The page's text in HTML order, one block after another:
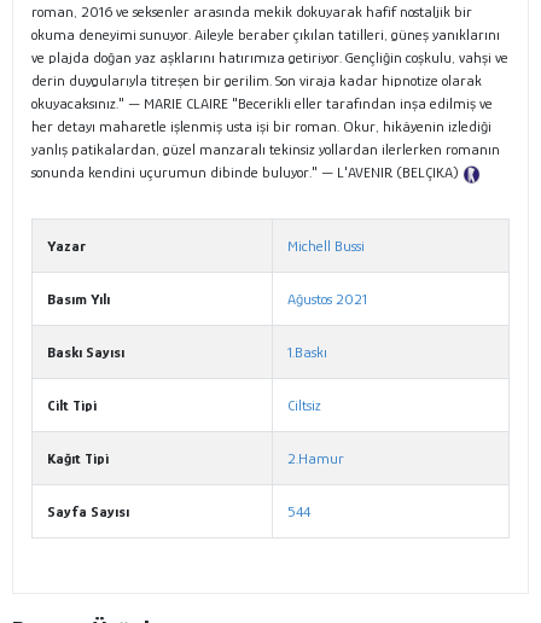
roman, 2016 ve seksenler arasında mekik dokuyarak hafif nostaljik bir
okuma deneyimi sunuyor. Aileyle beraber çıkılan tatilleri, güneş yanıklarını
ve plajda doğan yaz aşklarını hatırımıza getiriyor. Gençliğin coşkulu, vahşi ve
derin duygularıyla titreşen bir gerilim. Son viraja kadar hipnotize olarak
okuyacaksınız." — MARIE CLAIRE "Becerikli eller tarafından inşa edilmiş ve
her detayı maharetle işlenmiş usta işi bir roman. Okur, hikâyenin izlediği
yanlış patikalardan, güzel manzaralı tekinsiz yollardan ilerlerken romanın
sonunda kendini uçurumun dibinde buluyor." — L'AVENIR (BELÇIKA)
Yazar Michell Bussi
Basım Yılı Ağustos 2021
Baskı Sayısı 1.Baskı
Cilt Tipi Ciltsiz
Kağıt Tipi 2.Hamur
Sayfa Sayısı 544